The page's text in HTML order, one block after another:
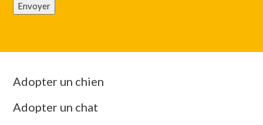
Envoyer
Adopter un chien
Adopter un chat